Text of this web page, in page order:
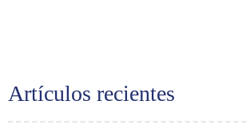
Artículos recientes